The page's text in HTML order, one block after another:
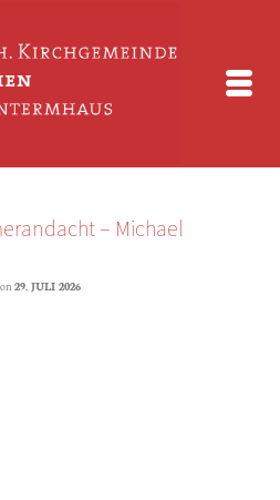
– Michael
on 29. JULI 2026